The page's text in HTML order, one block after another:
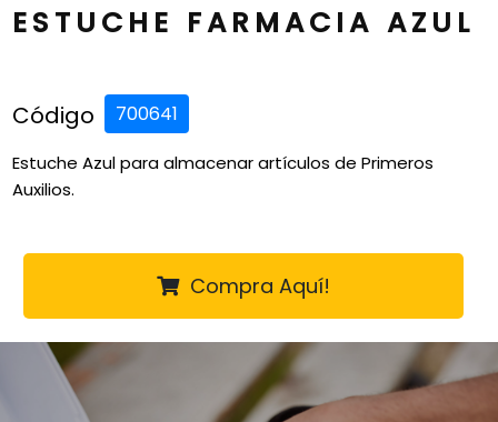
ESTUCHE FARMACIA AZUL
Código 700641
Estuche Azul para almacenar artículos de Primeros
Auxilios.
Compra Aquí!